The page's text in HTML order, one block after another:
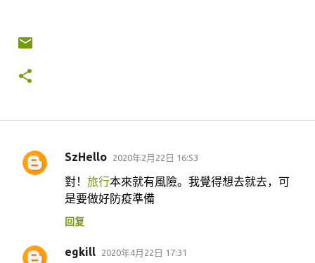
评
SzHello 2020年2月22日 16:53
對！ 旅行本來就有風險。我覺得想去就去，可
是要做好防疫準備
回复
egkill 2020年4月22日 17:31